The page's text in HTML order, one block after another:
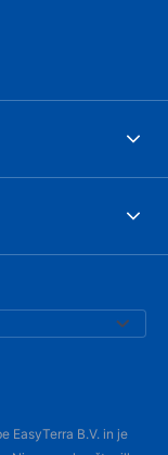
EasyTerra B.V. in je